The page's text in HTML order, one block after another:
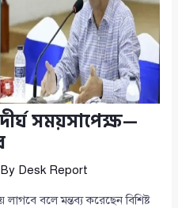
সময়সাপেক্ষ—
Desk Report
বলে মন্তব্য করেছেন বিশিষ্ট